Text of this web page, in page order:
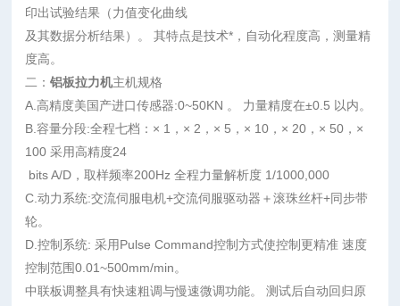
印出试验结果（力值变化曲线
及其数据分析结果）。 其特点是技术*，自动化程度高，测量精
度高。
二：铝板拉力机主机规格
A.高精度美国产进口传感器:0~50KN 。 力量精度在±0.5 以内。
B.容量分段:全程七档：× 1，× 2，× 5，× 10，× 20，× 50，×
100 采用高精度24
bits A/D，取样频率200Hz 全程力量解析度 1/1000,000
C.动力系统:交流伺服电机+交流伺服驱动器＋滚珠丝杆+同步带
轮。
D.控制系统: 采用Pulse Command控制方式使控制更精准 速度
控制范围0.01~500mm/min。
中联板调整具有快速粗调与慢速微调功能。 测试后自动回归原